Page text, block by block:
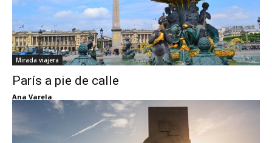
Mirada viajera
París a pie de calle
Ana Varela